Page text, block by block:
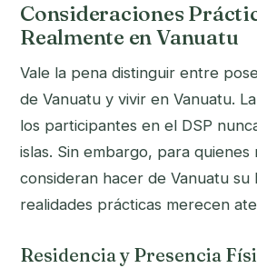
Consideraciones
Realmente en Vanuatu
Vale la pena distinguir entre
de Vanuatu y vivir en Vanuatu.
los participantes en el DSP
islas. Sin embargo, para quienes
consideran hacer de Vanuatu su
realidades prácticas merecen
Residencia y Presencia